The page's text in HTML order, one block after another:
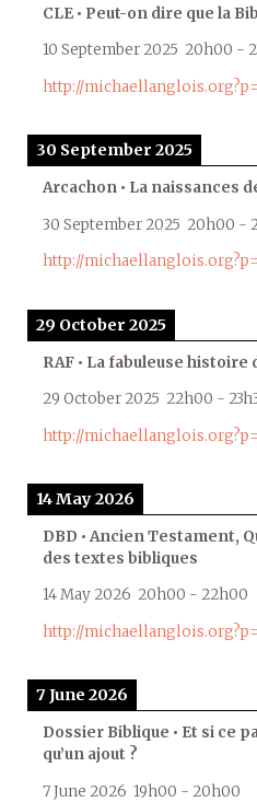
CLE • Peut-on dire que la
10 September 2025 20h00 -
http://
30 September 2025
Arcachon • La naissances
30 September 2025 20h00 -
http://
29 October 2025
RAF • La fabuleuse histoire
29 October 2025 22h00 -
http://
14 May 2026
DBD • Ancien Testament,
des textes bibliques
14 May 2026 20h00 - 22h00
http://
7 June 2026
Dossier Biblique • Et si ce
qu’un ajout ?
7 June 2026 19h00 - 20h00